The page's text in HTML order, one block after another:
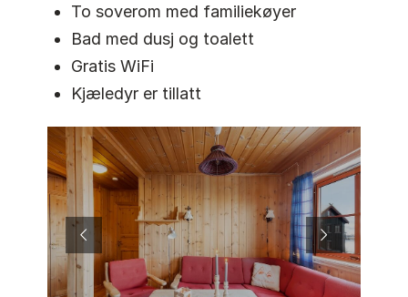
To soverom med familiekøyer
Bad med dusj og toalett
Gratis WiFi
Kjæledyr er tillatt